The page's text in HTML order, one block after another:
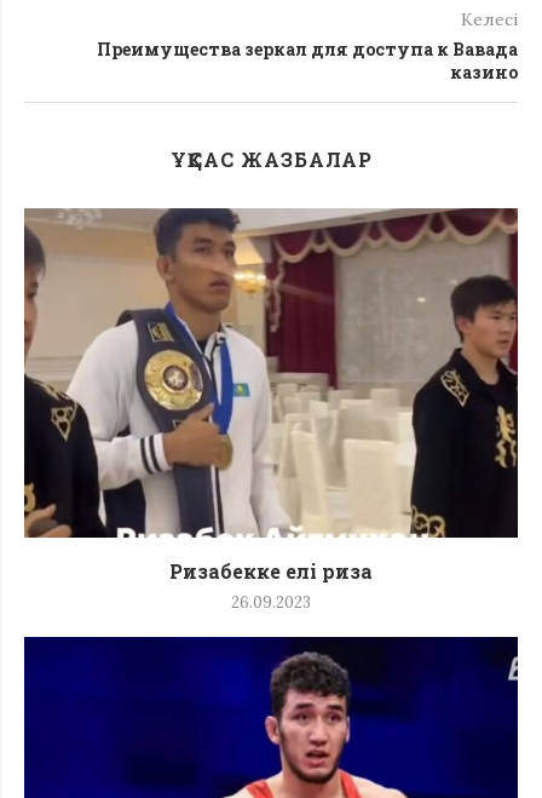
Келесі
Преимущества зеркал для доступа к Вавада
казино
ҰҚСАС ЖАЗБАЛАР
Ризабекке елі риза
26.09.2023